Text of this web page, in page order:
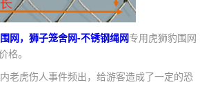
网，狮子笼舍网-不锈钢绳网专用虎狮豹围网
格。
老虎伤人事件频出，给游客造成了一定的恐